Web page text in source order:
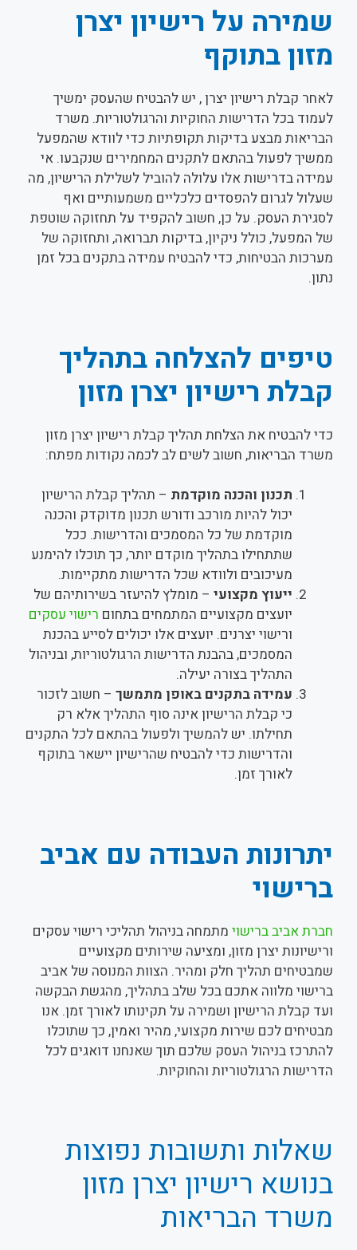
שמירה על רישיון יצרן
מזון בתוקף
לאחר קבלת רישיון יצרן , יש להבטיח שהעסק ימשיך
לעמוד בכל הדרישות החוקיות והרגולטוריות. משרד
הבריאות מבצע בדיקות תקופתיות כדי לוודא שהמפעל
ממשיך לפעול בהתאם לתקנים המחמירים שנקבעו. אי
עמידה בדרישות אלו עלולה להוביל לשלילת הרישיון, מה
שעלול לגרום להפסדים כלכליים משמעותיים ואף
לסגירת העסק. על כן, חשוב להקפיד על תחזוקה שוטפת
של המפעל, כולל ניקיון, בדיקות תברואה, ותחזוקה של
מערכות הבטיחות, כדי להבטיח עמידה בתקנים בכל זמן
נתון.
טיפים להצלחה בתהליך
קבלת רישיון יצרן מזון
כדי להבטיח את הצלחת תהליך קבלת רישיון יצרן מזון
משרד הבריאות, חשוב לשים לב לכמה נקודות מפתח:
תכנון והכנה מוקדמת – תהליך קבלת הרישיון
יכול להיות מורכב ודורש תכנון מדוקדק והכנה
מוקדמת של כל המסמכים והדרישות. ככל
שתתחילו בתהליך מוקדם יותר, כך תוכלו להימנע
מעיכובים ולוודא שכל הדרישות מתקיימות.
ייעוץ מקצועי – מומלץ להיעזר בשירותיהם של
יועצים מקצועיים המתמחים בתחום רישוי עסקים
ורישוי יצרנים. יועצים אלו יכולים לסייע בהכנת
המסמכים, בהבנת הדרישות הרגולטוריות, ובניהול
התהליך בצורה יעילה.
עמידה בתקנים באופן מתמשך – חשוב לזכור
כי קבלת הרישיון אינה סוף התהליך אלא רק
תחילתו. יש להמשיך ולפעול בהתאם לכל התקנים
והדרישות כדי להבטיח שהרישיון יישאר בתוקף
לאורך זמן.
יתרונות העבודה עם אביב
ברישוי
חברת אביב ברישוי מתמחה בניהול תהליכי רישוי עסקים
ורישיונות יצרן מזון, ומציעה שירותים מקצועיים
שמבטיחים תהליך חלק ומהיר. הצוות המנוסה של אביב
ברישוי מלווה אתכם בכל שלב בתהליך, מהגשת הבקשה
ועד קבלת הרישיון ושמירה על תקינותו לאורך זמן. אנו
מבטיחים לכם שירות מקצועי, מהיר ואמין, כך שתוכלו
להתרכז בניהול העסק שלכם תוך שאנחנו דואגים לכל
הדרישות הרגולטוריות והחוקיות.
שאלות ותשובות נפוצות
בנושא רישיון יצרן מזון
משרד הבריאות